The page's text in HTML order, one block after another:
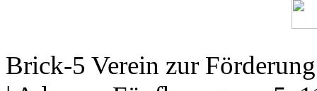
Brick-5 Verein zur